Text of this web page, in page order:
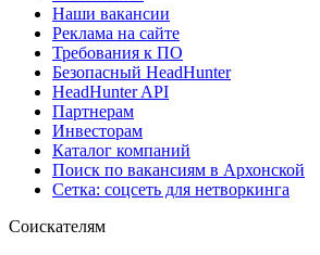
Наши вакансии
Реклама на сайте
Требования к ПО
Безопасный HeadHunter
HeadHunter API
Партнерам
Инвесторам
Каталог компаний
Поиск по вакансиям в Архонской
Сетка: соцсеть для нетворкинга
Соискателям